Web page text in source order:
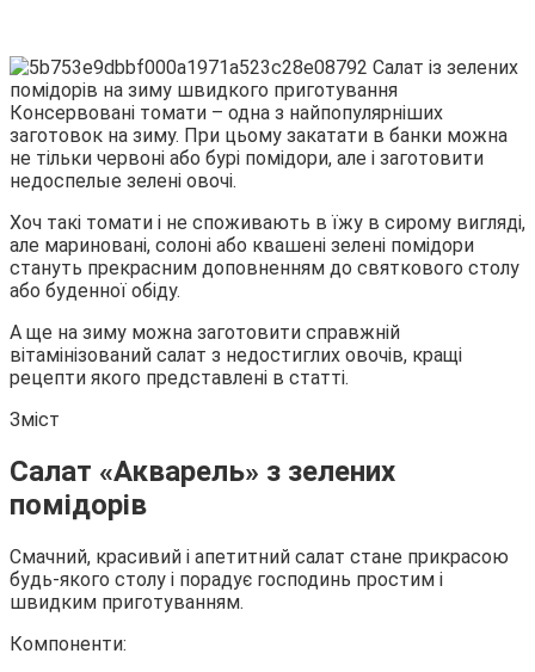
Консервовані томати – одна з найпопулярніших
заготовок на зиму. При цьому закатати в банки можна
не тільки червоні або бурі помідори, але і заготовити
недоспелые зелені овочі.
Хоч такі томати і не споживають в їжу в сирому вигляді,
але мариновані, солоні або квашені зелені помідори
стануть прекрасним доповненням до святкового столу
або буденної обіду.
А ще на зиму можна заготовити справжній
вітамінізований салат з недостиглих овочів, кращі
рецепти якого представлені в статті.
Зміст
Салат «Акварель» з зелених
помідорів
Смачний, красивий і апетитний салат стане прикрасою
будь-якого столу і порадує господинь простим і
швидким приготуванням.
Компоненти: